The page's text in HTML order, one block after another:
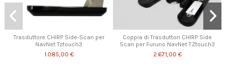
Trasduttore CHIRP Side-Scan per
NavNet Tztouch3
1.085,00 €
Coppia di Trasduttori CHIRP Side
Scan per Furuno NavNet TZtouch3
2.671,00 €